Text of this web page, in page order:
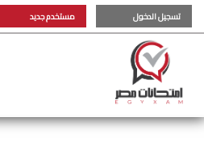
تسجيل الدخول مستخدم جديد